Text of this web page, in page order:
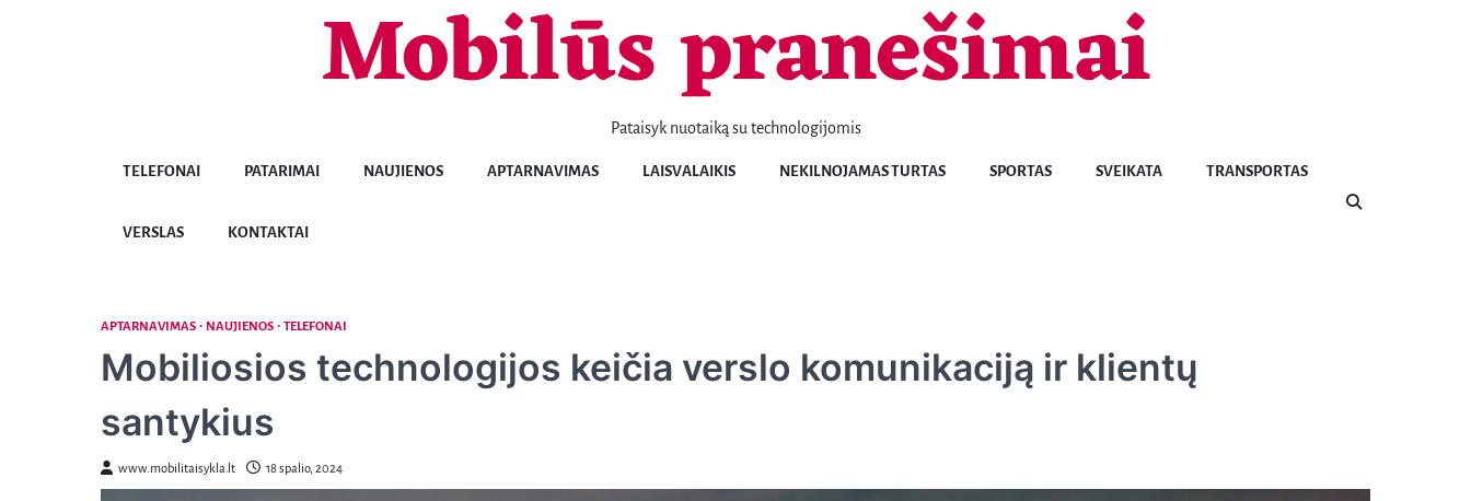
Mobilūs pranešimai
Pataisyk nuotaiką su technologijomis
TELEFONAI PATARIMAI NAUJIENOS APTARNAVIMAS LAISVALAIKIS NEKILNOJAMAS TURTAS SPORTAS SVEIKATA TRANSPORTAS
VERSLAS KONTAKTAI
APTARNAVIMAS NAUJIENOS TELEFONAI
Mobiliosios technologijos keičia verslo komunikaciją ir klientų
santykius
www.mobilitaisykla.lt 18 spalio, 2024